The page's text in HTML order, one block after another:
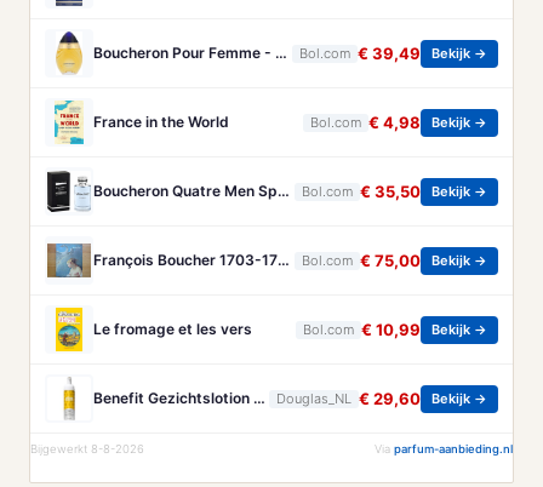
Boucheron Pour Femme - 100ml - Eau de toilette Bol.com € 39,49 Bekijk →
France in the World Bol.com € 4,98 Bekijk →
Boucheron Quatre Men Spray - 100 ml - Eau De Toilette Bol.com € 35,50 Bekijk →
François Boucher 1703-1770 - Brandt, Christa Bol.com € 75,00 Bekijk →
Le fromage et les vers Bol.com € 10,99 Bekijk →
Benefit Gezichtslotion The POREfessional Gezichtstoner Unisex 133ml Douglas_NL € 29,60 Bekijk →
Bijgewerkt 8-8-2026 Via parfum-aanbieding.nl